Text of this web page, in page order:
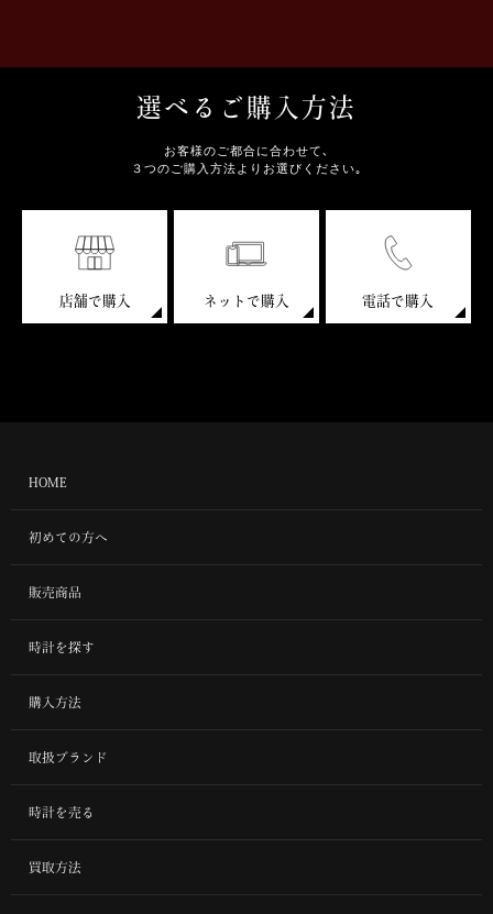
選べるご購入方法
お客様のご都合に合わせて､
３つのご購入方法よりお選びください｡
店舗で購入 ネットで購入 電話で購入
HOME
初めての方へ
販売商品
時計を探す
購入方法
取扱ブランド
時計を売る
買取方法